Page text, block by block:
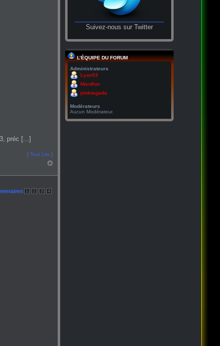
préc [...]
[ Tout Lire ]
1 2 3 4
Suivez-nous sur Twitter
L’ÉQUIPE DU FORUM
Administrateurs
Lyan53
Mardhor
pinktagada
Modérateurs
Aucun Modérateur.